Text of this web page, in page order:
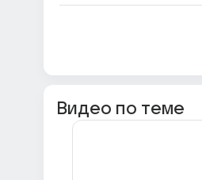
Видео по теме